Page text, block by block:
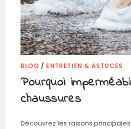
BLOG / ENTRETIEN & ASTUCES
Pourquoi
chaussures
Découvrez les raisons